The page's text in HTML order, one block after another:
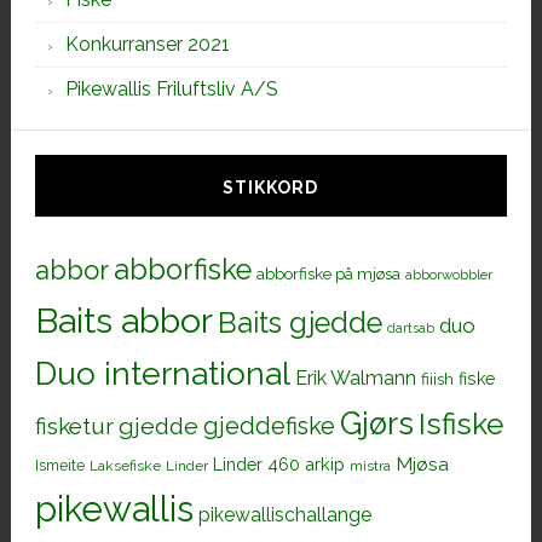
Konkurranser 2021
Pikewallis Friluftsliv A/S
STIKKORD
abborabborfiske abborfiske på mjøsa abborwobbler
Baits abbor Baits gjedde dartsab duo
Duo international Erik Walmann fiiish fiske
fisketurgjedde gjeddefiske Gjørs Isfiske
Ismeite Laksefiske Linder Linder 460 arkip mistra Mjøsa
pikewallis pikewallischallange